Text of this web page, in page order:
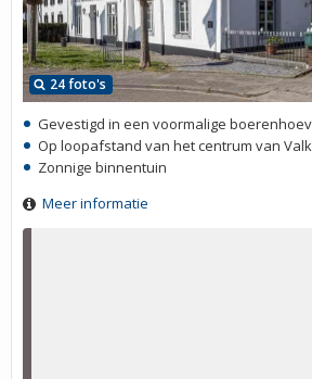
24 foto's
Gevestigd in een voormalige
Op loopafstand van het centrum van
Zonnige binnentuin
Meer informatie